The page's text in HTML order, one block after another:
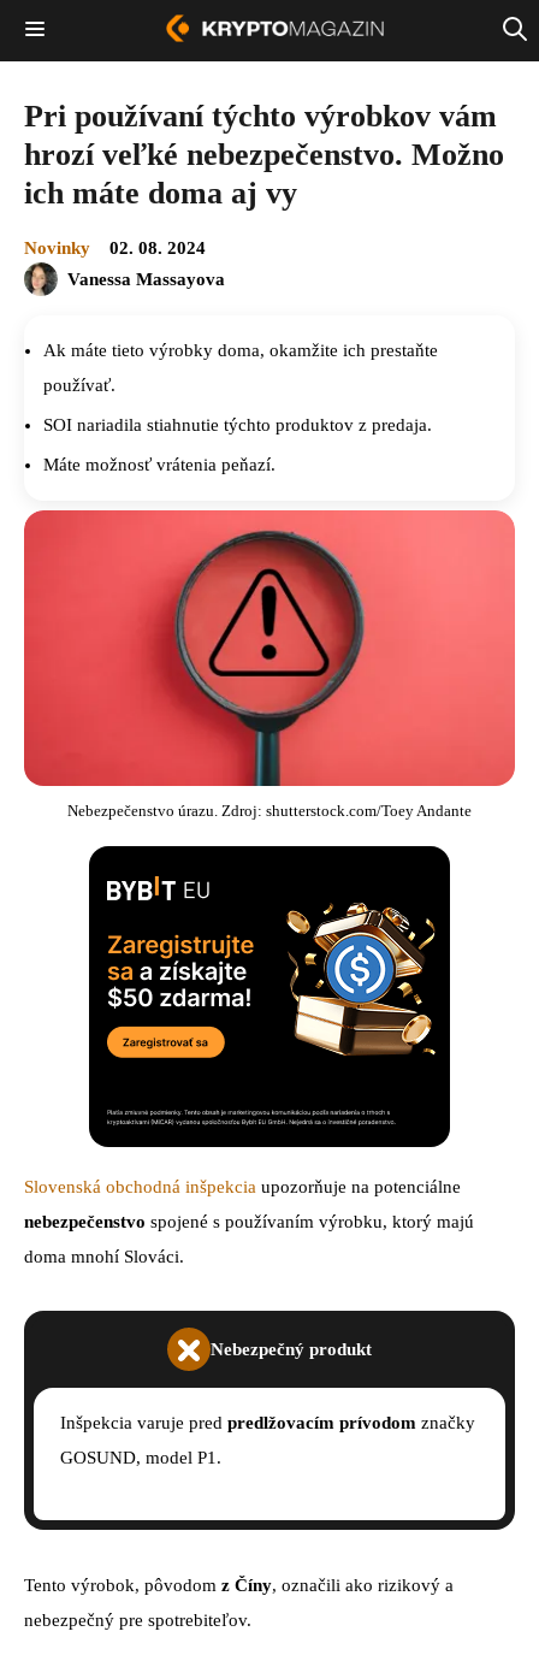
Pri používaní týchto výrobkov vám
hrozí veľké nebezpečenstvo. Možno
ich máte doma aj vy
Novinky
02. 08. 2024
Vanessa Massayova
Ak máte tieto výrobky doma, okamžite ich prestaňte
používať.
SOI nariadila stiahnutie týchto produktov z predaja.
Máte možnosť vrátenia peňazí.
Nebezpečenstvo úrazu. Zdroj: shutterstock.com/Toey Andante
Slovenská obchodná inšpekcia upozorňuje na potenciálne
nebezpečenstvo spojené s používaním výrobku, ktorý majú
doma mnohí Slováci.
Nebezpečný produkt
Inšpekcia varuje pred predlžovacím prívodom značky
GOSUND, model P1.
Tento výrobok, pôvodom z Číny, označili ako rizikový a
nebezpečný pre spotrebiteľov.